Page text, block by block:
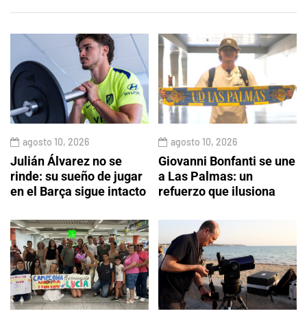
agosto 10, 2026
Julián Álvarez no se
rinde: su sueño de jugar
en el Barça sigue intacto
agosto 10, 2026
Giovanni Bonfanti se une
a Las Palmas: un
refuerzo que ilusiona